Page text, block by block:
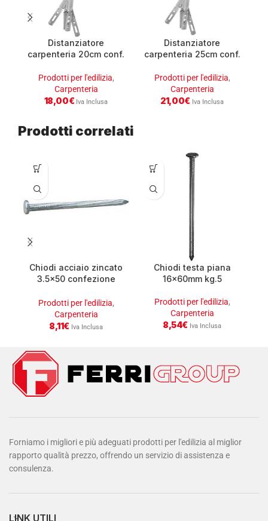
Distanziatore
carpenteria 20cm conf.
Prodotti per l'edilizia,
Carpenteria
18,00€ Iva Inclusa
Distanziatore
carpenteria 25cm conf.
Prodotti per l'edilizia,
Carpenteria
21,00€ Iva Inclusa
Prodotti correlati
Chiodi acciaio zincato
3.5×50 confezione
Prodotti per l'edilizia,
Carpenteria
8,11€ Iva Inclusa
Chiodi testa piana
16x60mm kg.5
Prodotti per l'edilizia,
Carpenteria
8,54€ Iva Inclusa
Forniamo i migliori e più adeguati prodotti per l'edilizia al miglior
rapporto qualità prezzo, offrendo un servizio di assistenza e
consulenza.
LINK UTILI